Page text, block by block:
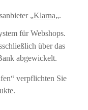
„Klarna„.
für Webshops.
über das
abgewickelt.
verpflichten Sie